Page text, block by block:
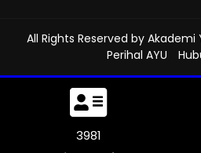
All Rights Reserved by Akademi
Perihal AYU
4356